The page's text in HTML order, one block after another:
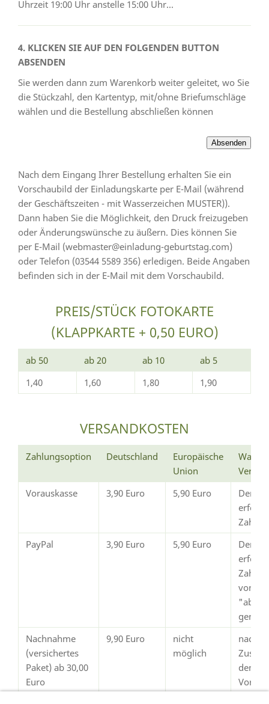
Uhrzeit 19:00 Uhr anstelle 15:00 Uhr...
4. KLICKEN SIE AUF DEN FOLGENDEN BUTTON
ABSENDEN
Sie werden dann zum Warenkorb weiter geleitet, wo Sie
die Stückzahl, den Kartentyp, mit/ohne Briefumschläge
wählen und die Bestellung abschließen können
Nach dem Eingang Ihrer Bestellung erhalten Sie ein
Vorschaubild der Einladungskarte per E-Mail (während
der Geschäftszeiten - mit Wasserzeichen MUSTER)).
Dann haben Sie die Möglichkeit, den Druck freizugeben
oder Änderungswünsche zu äußern. Dies können Sie
per E-Mail (webmaster@einladung-geburtstag.com)
oder Telefon (03544 5589 356) erledigen. Beide Angaben
befinden sich in der E-Mail mit dem Vorschaubild.
PREIS/STÜCK FOTOKARTE
(KLAPPKARTE + 0,50 EURO)
ab 50 ab 20 ab 10
ab 5
1,40
1,60 1,80 1,90
VERSANDKOSTEN
Zahlungsoption Deutschland
Europäische
Union
Wann
Vorauskasse
3,90 Euro 5,90 Euro
Der
erfolgt
PayPal
3,90 Euro 5,90 Euro
Der
von
Nachnahme
(versichertes
Paket) ab 30,00
Euro
9,90 Euro
nicht
möglich
nach
dem